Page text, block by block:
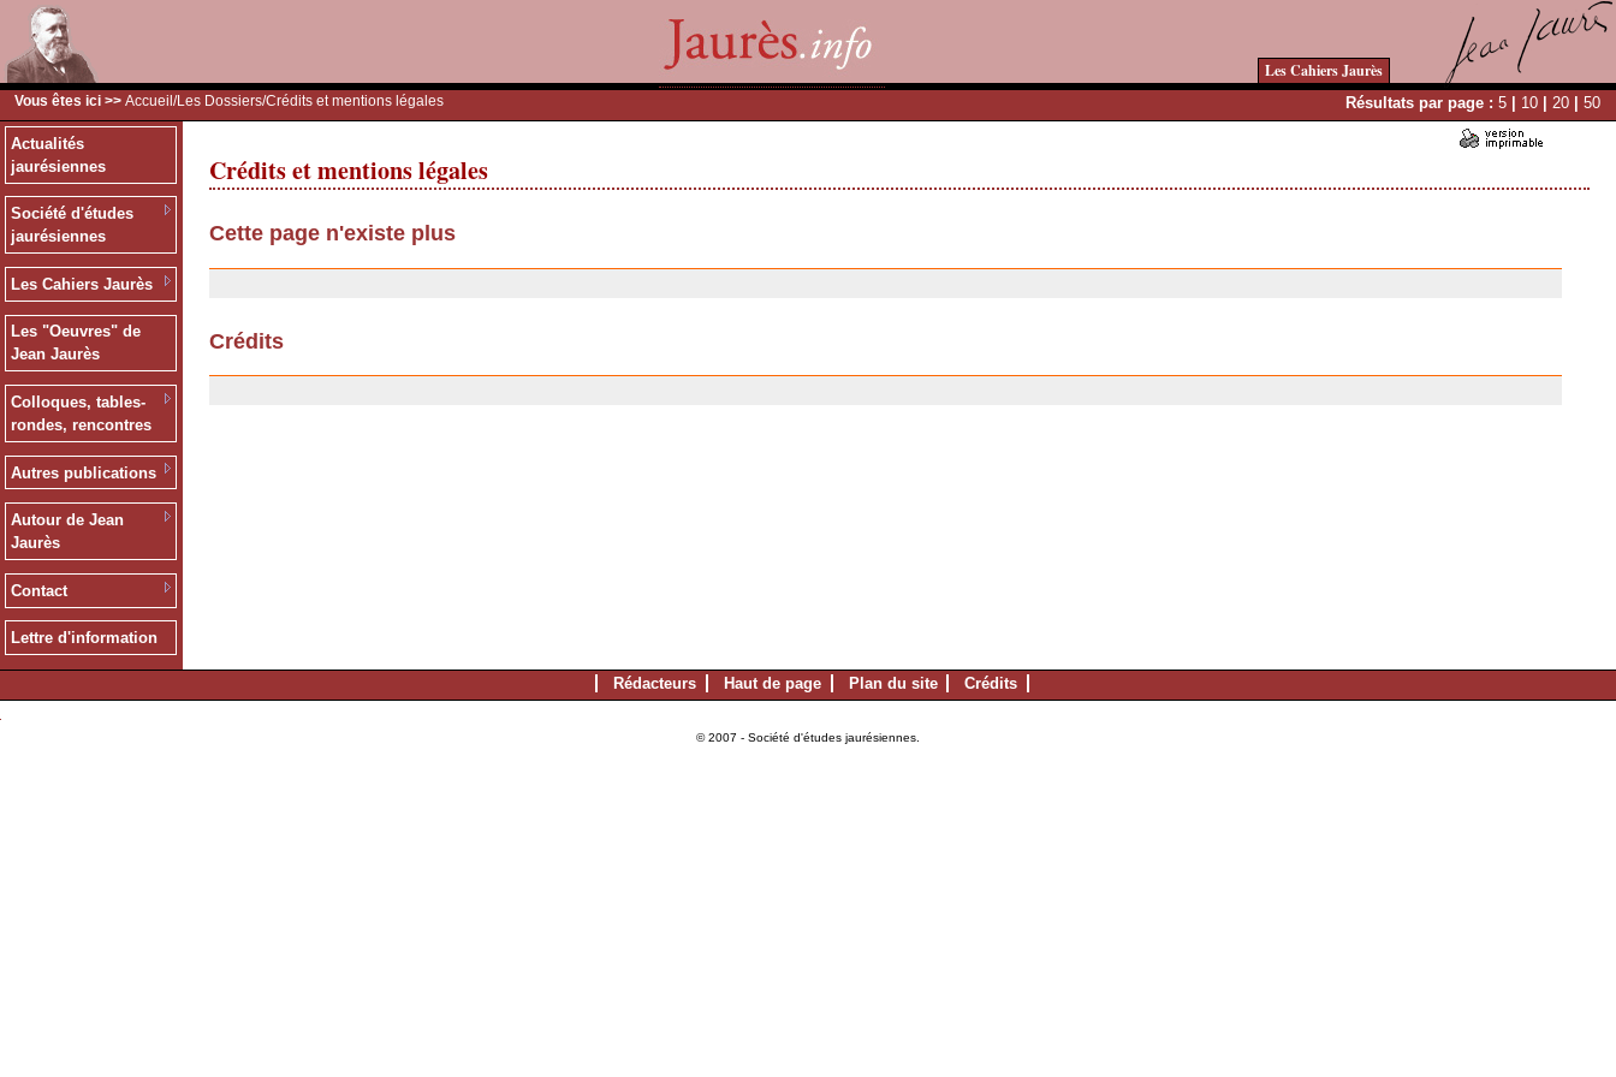
Les Cahiers Jaurès
Vous êtes ici >> Accueil /Les Dossiers/Crédits et mentions légales Résultats par page : 5 | 10 | 20 | 50
Actualités
jaurésiennes
Société d'études
jaurésiennes
Les Cahiers Jaurès
Les "Oeuvres" de
Jean Jaurès
Colloques, tables-
rondes, rencontres
Autres publications
Autour de Jean
Jaurès
Contact
Lettre d'information
Crédits et mentions légales
Cette page n'existe plus
Crédits
Rédacteurs Haut de page Plan du site Crédits
© 2007 - Société d'études jaurésiennes.